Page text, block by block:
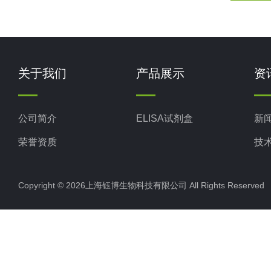
关于我们
公司简介
荣誉资质
产品展示
ELISA试剂盒
资
新
技
Copyright © 2026上海钰博生物科技有限公司 All Rights